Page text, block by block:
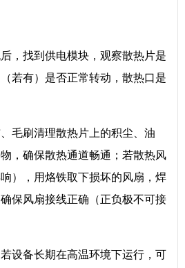
，找到供电模块，观察散热片是
若有）是否正常转动，散热口是
毛刷清理散热片上的积尘、油
，确保散热通道畅通；若散热风
），用烙铁取下损坏的风扇，焊
保风扇接线正确（正负极不可接
设备长期在高温环境下运行，可